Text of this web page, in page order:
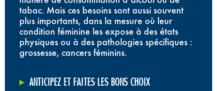
tabac. Mais ces besoins sont aussi souvent
plus importants, dans la mesure où leur
condition féminine les expose à des états
physiques ou à des pathologies spécifiques :
grossesse, cancers féminins.
ANTICIPEZ ET FAITES LES BONS CHOIX